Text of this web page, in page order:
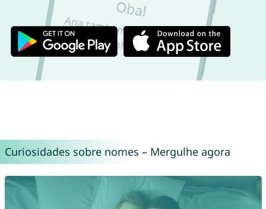
Curiosidades sobre nomes – Mergulhe agora